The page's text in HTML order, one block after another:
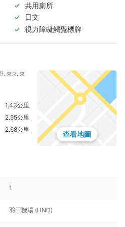
共用廁所
日文
視力障礙觸覺標牌
, 東京, 東
1.43公里
2.55公里
2.68公里
查看地圖
1
羽田機場 (HND)